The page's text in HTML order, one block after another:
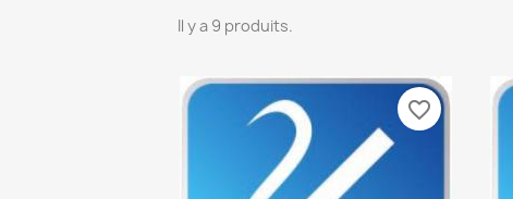
Il y a 9 produits.
favorite_border